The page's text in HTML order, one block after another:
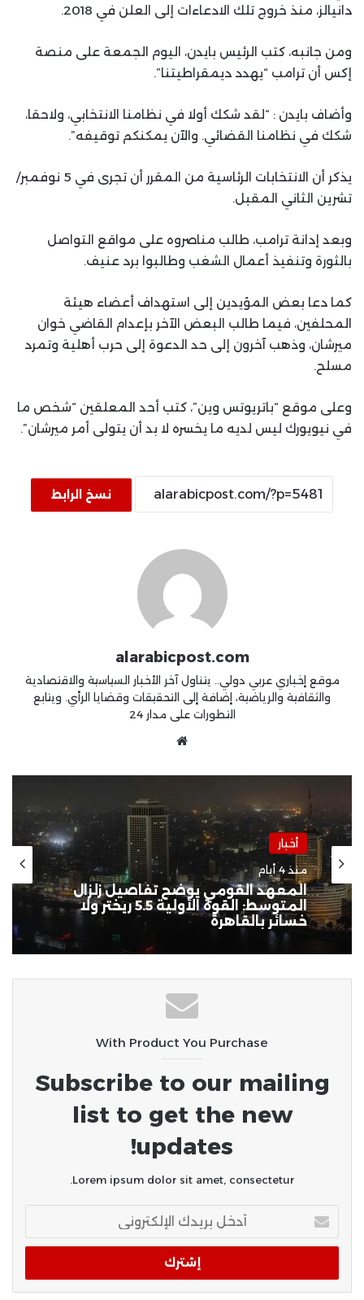
دانيالز، منذ خروج تلك الادعاءات إلى العلن في 2018.
ومن جانبه، كتب الرئيس بايدن، اليوم الجمعة على منصة
إكس أن ترامب “يهدد ديمقراطيتنا”.
وأضاف بايدن : “لقد شكك أولا في نظامنا الانتخابي، ولاحقا،
شكك في نظامنا القضائي. والآن يمكنكم توقيفه”.
يذكر أن الانتخابات الرئاسية من المقرر أن تجرى في 5 نوفمبر/
تشرين الثاني المقبل.
وبعد إدانة ترامب، طالب مناصروه على مواقع التواصل
بالثورة وتنفيذ أعمال الشغب وطالبوا برد عنيف.
كما دعا بعض المؤيدين إلى استهداف أعضاء هيئة
المحلفين، فيما طالب البعض الآخر بإعدام القاضي خوان
ميرشان، وذهب آخرون إلى حد الدعوة إلى حرب أهلية وتمرد
مسلح.
وعلى موقع “باتريوتس وين”، كتب أحد المعلقين “شخص ما
في نيويورك ليس لديه ما يخسره لا بد أن يتولى أمر ميرشان”.
نسخ الرابط
alarabicpost.com
موقع إخباري عربي دولي.. يتناول آخر الأخبار السياسية والاقتصادية
والثقافية والرياضية، إضافة إلى التحقيقات وقضايا الرأي. ويتابع
التطورات على مدار 24
أخبار
منذ 4 أيام
المعهد القومي يوضح تفاصيل زلزال
خسائر بالقاهرة
أخبار
منذ أسبوعين
جيش الاحتلال يواصل الاعتداءات
بالضفة المحتلة ويرتكب مجزرة في
“تل” وحملات اعتقال واقتحامات
واسعة طالت 80 فلسطينياً
With Product You Purchase
Subscribe to our mailing
list to get the new
updates!
Lorem ipsum dolor sit amet, consectetur.
بريدك
الإلكتروني